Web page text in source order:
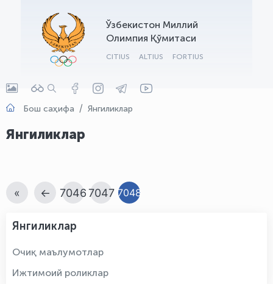
Ўзбекистон Миллий
Олимпия Қўмитаси
CITIUS ALTIUS FORTIUS
Бош саҳифа Янгиликлар
Янгиликлар
« ← 70467047 7048
Янгиликлар
Очиқ маълумотлар
Ижтимоий роликлар
OLYMPCHIK AI - yordamchi
Онлайн · olympic.uz